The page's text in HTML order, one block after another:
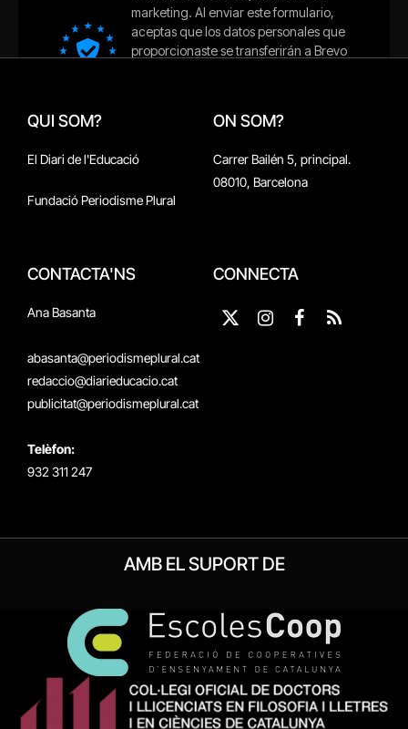
QUI SOM?
El Diari de l'Educació
Fundació Periodisme Plural
ON SOM?
Carrer Bailén 5, principal.
08010, Barcelona
CONTACTA'NS
Ana Basanta
abasanta@periodismeplural.cat
redaccio@diarieducacio.cat
publicitat@periodismeplural.cat
Telèfon:
932 311 247
CONNECTA
X
InstagramFacebook
RSS
AMB EL SUPORT DE